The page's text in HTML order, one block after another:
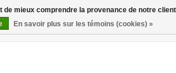
mieux comprendre la provenance de notre
En savoir plus sur les témoins (cookies) »